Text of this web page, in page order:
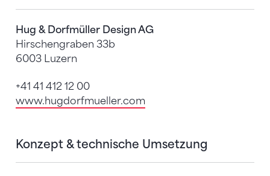
Hug & Dorfmüller Design AG
Hirschengraben 33b
6003 Luzern
+41 41 412 12 00
www.hugdorfmueller.com
Konzept & technische Umsetzung